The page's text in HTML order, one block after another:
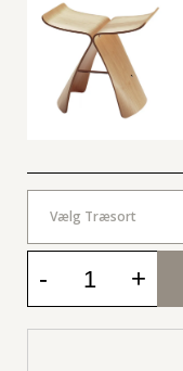
Vælg Træsort
- +